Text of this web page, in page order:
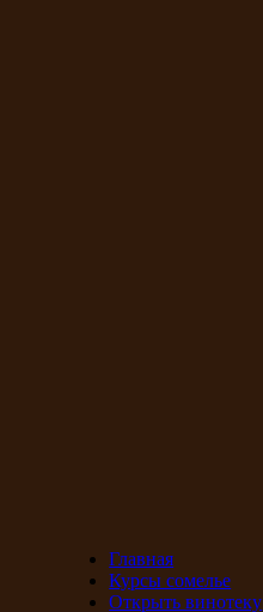
Главная
Курсы сомелье
Открыть винотеку